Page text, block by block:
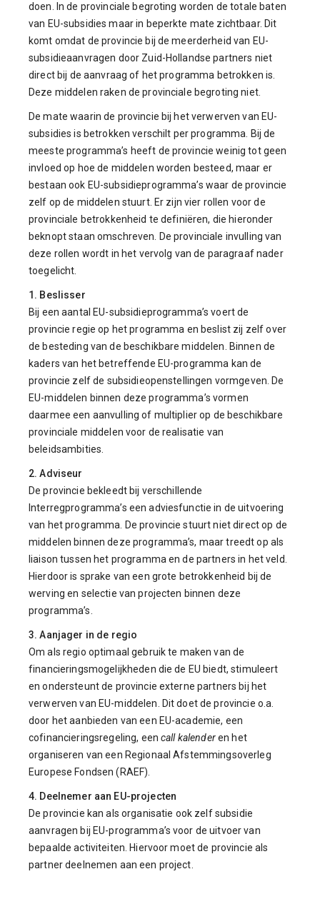
doen. In de provinciale begroting worden de totale baten
van EU-subsidies maar in beperkte mate zichtbaar. Dit
komt omdat de provincie bij de meerderheid van EU-
subsidieaanvragen door Zuid-Hollandse partners niet
direct bij de aanvraag of het programma betrokken is.
Deze middelen raken de provinciale begroting niet.
De mate waarin de provincie bij het verwerven van EU-
subsidies is betrokken verschilt per programma. Bij de
meeste programma’s heeft de provincie weinig tot geen
invloed op hoe de middelen worden besteed, maar er
bestaan ook EU-subsidieprogramma’s waar de provincie
zelf op de middelen stuurt. Er zijn vier rollen voor de
provinciale betrokkenheid te definiëren, die hieronder
beknopt staan omschreven. De provinciale invulling van
deze rollen wordt in het vervolg van de paragraaf nader
toegelicht.
1. Beslisser
Bij een aantal EU-subsidieprogramma’s voert de
provincie regie op het programma en beslist zij zelf over
de besteding van de beschikbare middelen. Binnen de
kaders van het betreffende EU-programma kan de
provincie zelf de subsidieopenstellingen vormgeven. De
EU-middelen binnen deze programma’s vormen
daarmee een aanvulling of multiplier op de beschikbare
provinciale middelen voor de realisatie van
beleidsambities.
2. Adviseur
De provincie bekleedt bij verschillende
Interregprogramma’s een adviesfunctie in de uitvoering
van het programma. De provincie stuurt niet direct op de
middelen binnen deze programma’s, maar treedt op als
liaison tussen het programma en de partners in het veld.
Hierdoor is sprake van een grote betrokkenheid bij de
werving en selectie van projecten binnen deze
programma’s.
3. Aanjager in de regio
Om als regio optimaal gebruik te maken van de
financieringsmogelijkheden die de EU biedt, stimuleert
en ondersteunt de provincie externe partners bij het
verwerven van EU-middelen. Dit doet de provincie o.a.
door het aanbieden van een EU-academie, een
cofinancieringsregeling, eencall kalenderen het
organiseren van een Regionaal Afstemmingsoverleg
Europese Fondsen (RAEF).
4. Deelnemer aan EU-projecten
De provincie kan als organisatie ook zelf subsidie
aanvragen bij EU-programma’s voor de uitvoer van
bepaalde activiteiten. Hiervoor moet de provincie als
partner deelnemen aan een project.